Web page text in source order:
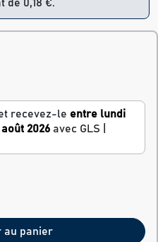
de 0,18 €.
recevez-le entre lundi
2026 avec GLS |
au panier